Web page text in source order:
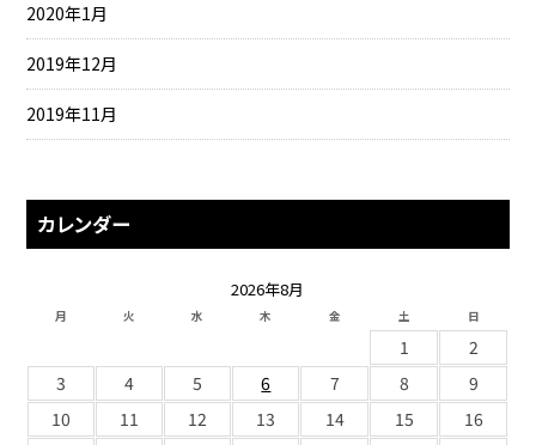
2020年1月
2019年12月
2019年11月
カレンダー
2026年8月
月 火 水 木 金 土 日
1
2
3
4 5 6 7 8
9
10
11 12 13 14 15
16